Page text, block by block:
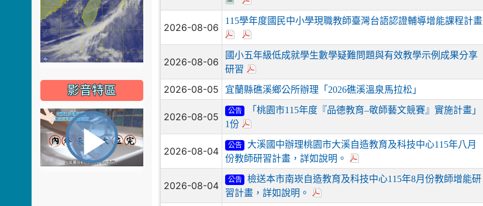
2026-08-06
115學年度國民中小學現職教師臺灣台語認證輔導增能課程計畫
2026-08-06
國小五年級低成就學生數學疑難問題與有效教學示例成果分享
研習
2026-08-05 宜蘭縣礁溪鄉公所辦理「2026礁溪溫泉馬拉松」
2026-08-05 公告
「桃園市115年度『品德教育–敬師藝文競賽』實施計畫」
1份
2026-08-04 公告
大溪國中辦理桃園市大溪自造教育及科技中心115年八月
份教師研習計畫，詳如說明。
2026-08-04 公告
檢送本市南崁自造教育及科技中心115年8月份教師增能研
習計畫，詳如說明。
影音特區
播